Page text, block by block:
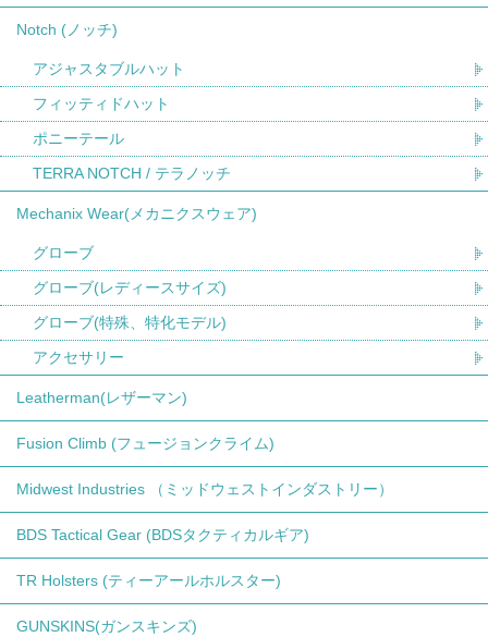
Notch (ノッチ)
アジャスタブルハット
フィッティドハット
ポニーテール
TERRA NOTCH / テラノッチ
Mechanix Wear(メカニクスウェア)
グローブ
グローブ(レディースサイズ)
グローブ(特殊、特化モデル)
アクセサリー
Leatherman(レザーマン)
Fusion Climb (フュージョンクライム)
Midwest Industries （ミッドウェストインダストリー）
BDS Tactical Gear (BDSタクティカルギア)
TR Holsters (ティーアールホルスター)
GUNSKINS(ガンスキンズ)